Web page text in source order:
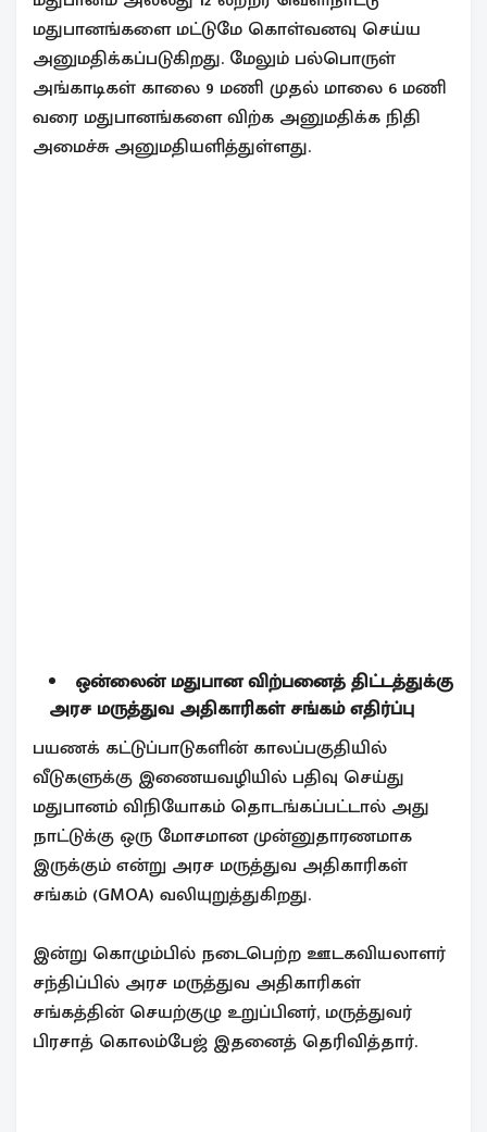
மதுபானங்களை மட்டுமே கொள்வனவு செய்ய
அனுமதிக்கப்படுகிறது. மேலும் பல்பொருள்
அங்காடிகள் காலை 9 மணி முதல் மாலை 6 மணி
வரை மதுபானங்களை விற்க அனுமதிக்க நிதி
அமைச்சு அனுமதியளித்துள்ளது.
ஒன்லைன் மதுபான விற்பனைத் திட்டத்துக்கு
அரச மருத்துவ அதிகாரிகள் சங்கம் எதிர்ப்பு
பயணக் கட்டுப்பாடுகளின் காலப்பகுதியில்
வீடுகளுக்கு இணையவழியில் பதிவு செய்து
மதுபானம் விநியோகம் தொடங்கப்பட்டால் அது
நாட்டுக்கு ஒரு மோசமான முன்னுதாரணமாக
இருக்கும் என்று அரச மருத்துவ அதிகாரிகள்
சங்கம் (GMOA) வலியுறுத்துகிறது.
இன்று கொழும்பில் நடைபெற்ற ஊடகவியலாளர்
சந்திப்பில் அரச மருத்துவ அதிகாரிகள்
சங்கத்தின் செயற்குழு உறுப்பினர், மருத்துவர்
பிரசாத் கொலம்பேஜ் இதனைத் தெரிவித்தார்.